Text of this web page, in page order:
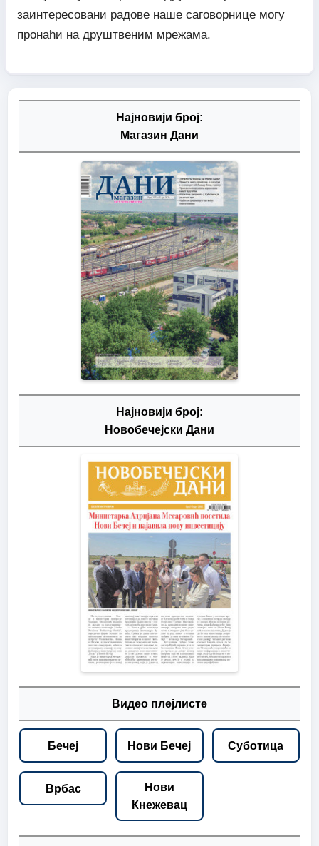
заинтересовани радове наше саговорнице могу
пронаћи на друштвеним мрежама.
Најновији број:
Магазин Дани
Најновији број:
Новобечејски Дани
Видео плејлисте
Бечеј Нови Бечеј Суботица
Врбас
Нови
Кнежевац